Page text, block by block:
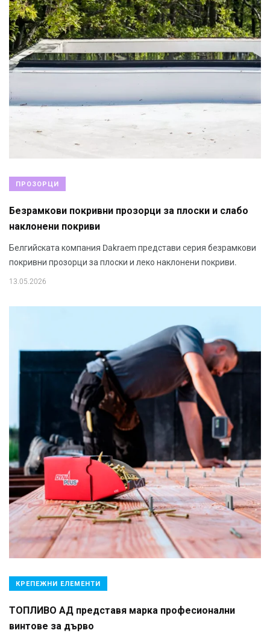
ПРОЗОРЦИ
Безрамкови покривни прозорци за плоски и слабо
наклонени покриви
Белгийската компания Dakraem представи серия безрамкови
покривни прозорци за плоски и леко наклонени покриви.
13.05.2026
КРЕПЕЖНИ ЕЛЕМЕНТИ
ТОПЛИВО АД представя марка професионални
винтове за дърво